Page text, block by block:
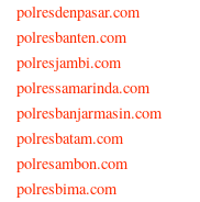
polresdenpasar.com
polresbanten.com
polresjambi.com
polressamarinda.com
polresbanjarmasin.com
polresbatam.com
polresambon.com
polresbima.com